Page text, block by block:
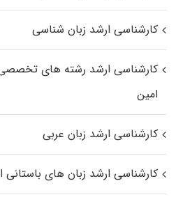
کارشناسی ارشد زبان شناسی
کارشناسی ارشد رﺷﺘﻪ ﻫﺎی تخصصی
اﻣﻴﻦ
کارشناسی ارشد زبان عربی
کارشناسی ارشد زبان‌ های باستانی